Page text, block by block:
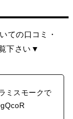
ての口コミ・
下さい▼
ミスモークで